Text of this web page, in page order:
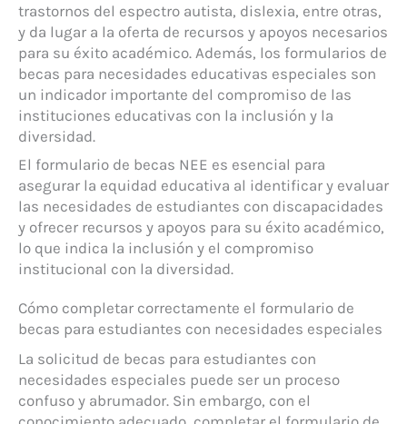
trastornos del espectro autista, dislexia, entre otras,
y da lugar a la oferta de recursos y apoyos necesarios
para su éxito académico. Además, los formularios de
becas para necesidades educativas especiales son
un indicador importante del compromiso de las
instituciones educativas con la inclusión y la
diversidad.
El formulario de becas NEE es esencial para
asegurar la equidad educativa al identificar y evaluar
las necesidades de estudiantes con discapacidades
y ofrecer recursos y apoyos para su éxito académico,
lo que indica la inclusión y el compromiso
institucional con la diversidad.
Cómo completar correctamente el formulario de
becas para estudiantes con necesidades especiales
La solicitud de becas para estudiantes con
necesidades especiales puede ser un proceso
confuso y abrumador. Sin embargo, con el